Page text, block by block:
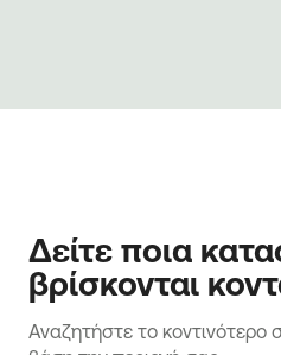
Δείτε ποια
βρίσκονται
Αναζητήστε το